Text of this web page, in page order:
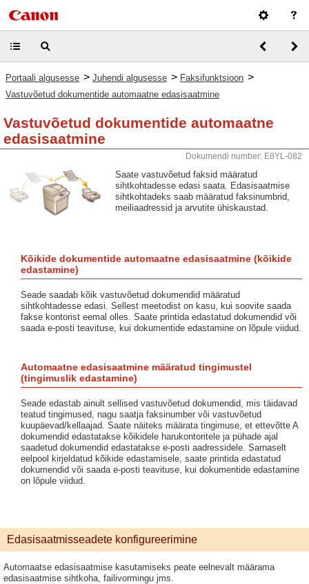
Portaali algusesse > Juhendi algusesse > Faksifunktsioon >
Vastuvõetud dokumentide automaatne edasisaatmine
Vastuvõetud dokumentide automaatne
edasisaatmine
Dokumendi number: E8YL-082
Saate vastuvõetud faksid määratud
sihtkohtadesse edasi saata. Edasisaatmise
sihtkohtadeks saab määratud faksinumbrid,
meiliaadressid ja arvutite ühiskaustad.
Kõikide dokumentide automaatne edasisaatmine (kõikide
edastamine)
Seade saadab kõik vastuvõetud dokumendid määratud
sihtkohtadesse edasi. Sellest meetodist on kasu, kui soovite saada
fakse kontorist eemal olles. Saate printida edastatud dokumendid või
saada e-posti teavituse, kui dokumentide edastamine on lõpule viidud.
Automaatne edasisaatmine määratud tingimustel
(tingimuslik edastamine)
Seade edastab ainult sellised vastuvõetud dokumendid, mis täidavad
teatud tingimused, nagu saatja faksinumber või vastuvõetud
kuupäevad/kellaajad. Saate näiteks määrata tingimuse, et ettevõtte A
dokumendid edastatakse kõikidele harukontoritele ja pühade ajal
saadetud dokumendid edastatakse e-posti aadressidele. Sarnaselt
eelpool kirjeldatud kõikide edastamisele, saate printida edastatud
dokumendid või saada e-posti teavituse, kui dokumentide edastamine
on lõpule viidud.
Edasisaatmisseadete konfigureerimine
Automaatse edasisaatmise kasutamiseks peate eelnevalt määrama
edasisaatmise sihtkoha, failivormingu jms.